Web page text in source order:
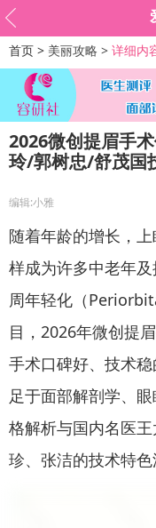
首页 > 美丽攻略 > 详细内
2026微创提眉手
玲/郭树忠/舒茂国
编辑:小雅
随着年龄的增长，
样成为许多中老年
周年轻化（
目，2026年微创提
手术口碑好、技术
足于面部解剖学、
格解析与国内名医
珍、张洁的技术特色